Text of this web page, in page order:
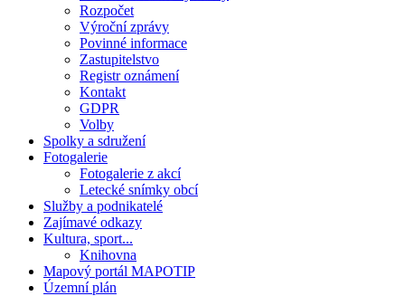
Rozpočet
Výroční zprávy
Povinné informace
Zastupitelstvo
Registr oznámení
Kontakt
GDPR
Volby
Spolky a sdružení
Fotogalerie
Fotogalerie z akcí
Letecké snímky obcí
Služby a podnikatelé
Zajímavé odkazy
Kultura, sport...
Knihovna
Mapový portál MAPOTIP
Územní plán